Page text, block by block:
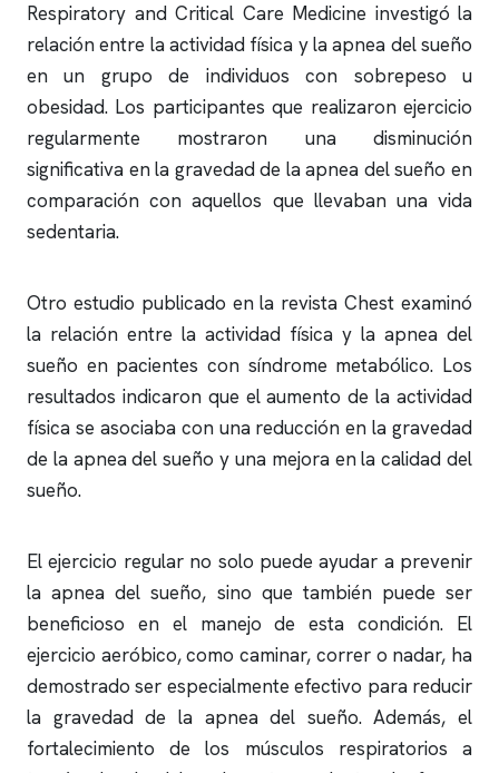
Respiratory and Critical Care Medicine investigó la
relación entre la actividad física y laapnea del sueño
en un grupo de individuos con sobrepeso u
obesidad. Los participantes que realizaron ejercicio
regularmente mostraron una disminución
significativa en la gravedad de laapnea del sueño en
comparación con aquellos que llevaban una vida
sedentaria.
Otro estudio publicado en la revista Chest examinó
la relación entre la actividad física y la apnea del
sueño en pacientes con síndrome metabólico. Los
resultados indicaron que el aumento de la actividad
física se asociaba con una reducción en la gravedad
de la apnea del sueño y una mejora en la calidad del
sueño.
El ejercicio regular no solo puede ayudar a prevenir
laapnea del sueño, sino que también puede ser
beneficioso en el manejo de esta condición. El
ejercicio aeróbico, como caminar, correr o nadar, ha
demostrado ser especialmente efectivo para reducir
la gravedad de la apnea del sueño. Además, el
fortalecimiento de los músculos respiratorios a